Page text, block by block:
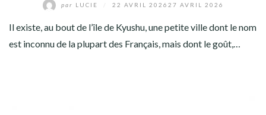
par LUCIE 22 AVRIL 2026 27 AVRIL 2026
Il existe, au bout de l’île de Kyushu, une petite ville dont le nom
est inconnu de la plupart des Français, mais dont le goût,…